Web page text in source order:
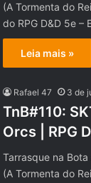
(A Tormenta do
do RPG D&D 5e –
Leia mais »
Rafael 47 3 de
TnB#110:
Orcs | RPG
Tarrasque na
(A Tormenta do